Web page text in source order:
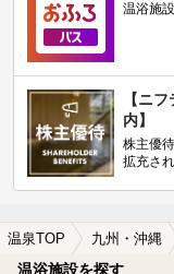
温浴施
【ニ
内】
株主優
拡充さ
温泉TOP 九州・沖縄
温浴施設を探す